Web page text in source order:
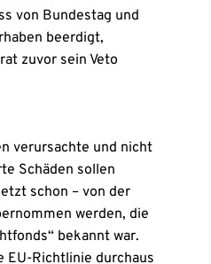
von Bundestag und
beerdigt,
zuvor sein Veto
verursachte und nicht
Schäden sollen
schon – von der
werden, die
bekannt war.
EU-Richtlinie durchaus